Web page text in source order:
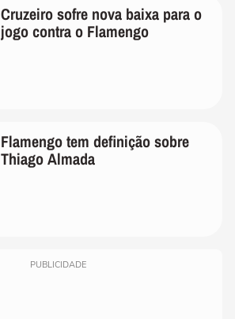
Cruzeiro sofre nova baixa para o
jogo contra o Flamengo
Flamengo tem definição sobre
Thiago Almada
PUBLICIDADE